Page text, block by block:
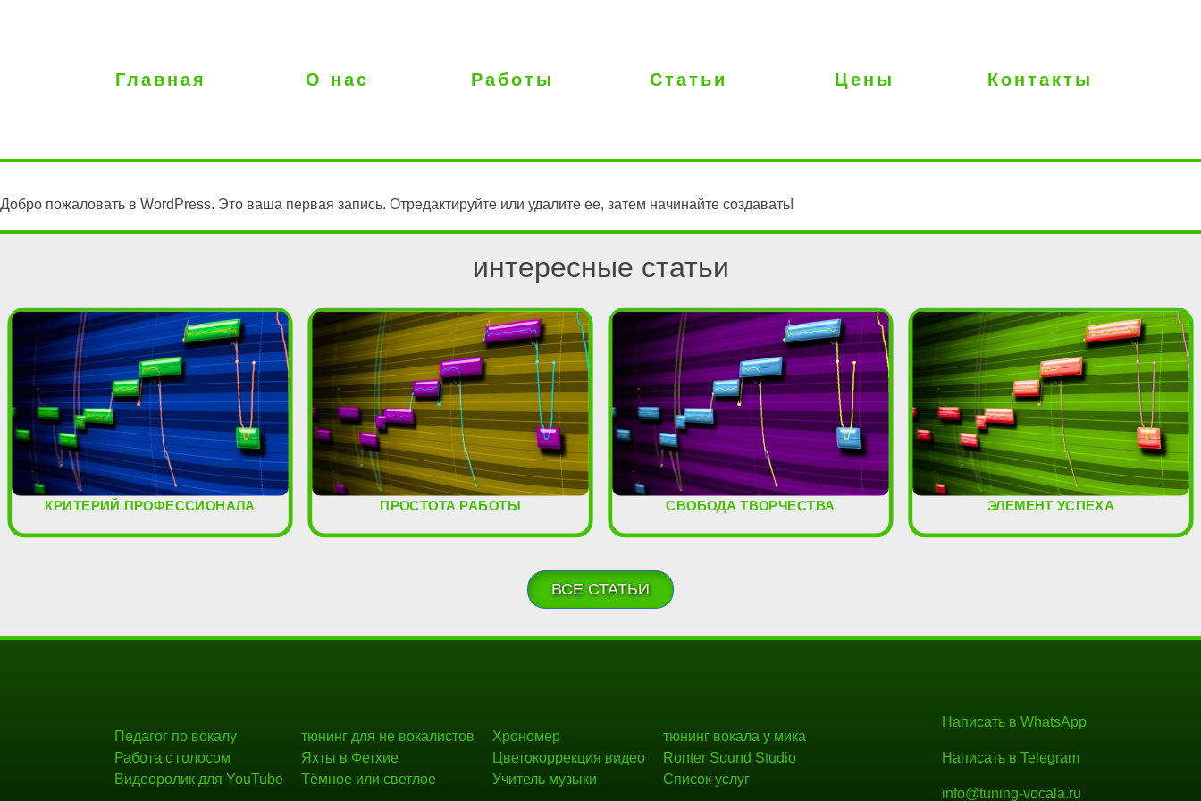
Главная О нас Работы Статьи Цены Контакты
Добро пожаловать в WordPress. Это ваша первая запись. Отредактируйте или удалите ее, затем начинайте создавать!
интересные статьи
КРИТЕРИЙ ПРОФЕССИОНАЛА ПРОСТОТА РАБОТЫ СВОБОДА ТВОРЧЕСТВА ЭЛЕМЕНТ УСПЕХА
ВСЕ СТАТЬИ
Педагог по вокалу
Работа с голосом
Видеоролик для YouTube
тюнинг для не вокалистов
Яхты в Фетхие
Тёмное или светлое
Хрономер
Цветокоррекция видео
Учитель музыки
тюнинг вокала у мика
Ronter Sound Studio
Список услуг
Написать в WhatsApp
Написать в Telegram
info@tuning-vocala.ru